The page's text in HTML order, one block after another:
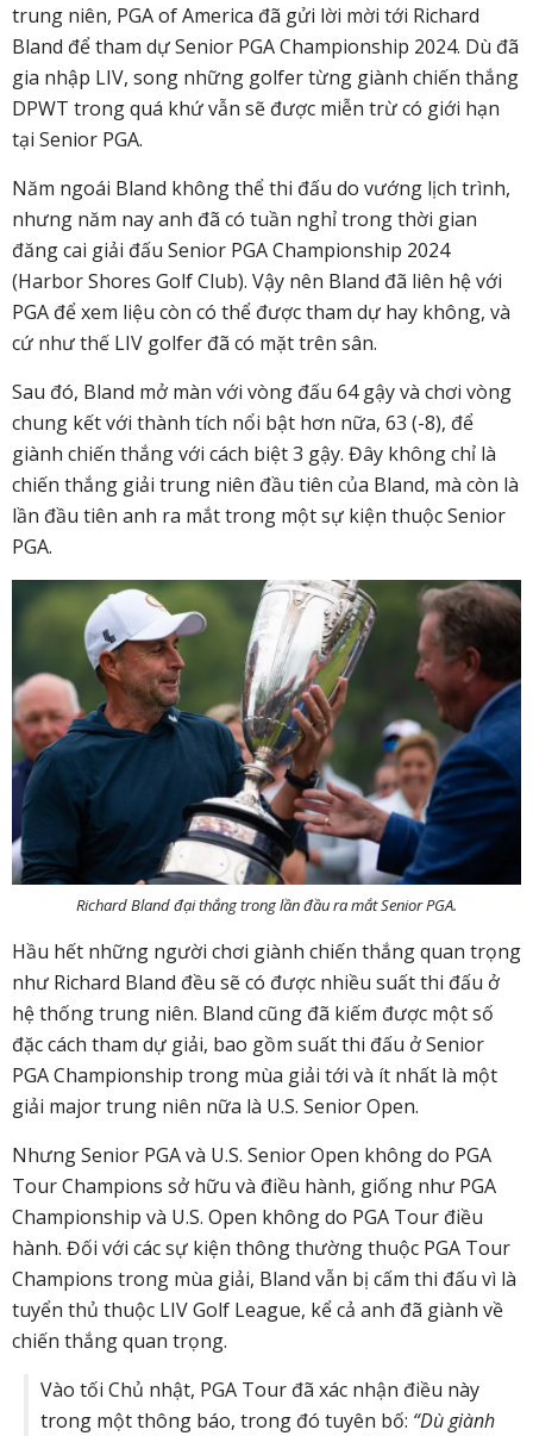
trung niên, PGA of America đã gửi lời mời tới Richard
Bland để tham dự Senior PGA Championship 2024. Dù đã
gia nhập LIV, song những golfer từng giành chiến thắng
DPWT trong quá khứ vẫn sẽ được miễn trừ có giới hạn
tại Senior PGA.
Năm ngoái Bland không thể thi đấu do vướng lịch trình,
nhưng năm nay anh đã có tuần nghỉ trong thời gian
đăng cai giải đấu Senior PGA Championship 2024
(Harbor Shores Golf Club). Vậy nên Bland đã liên hệ với
PGA để xem liệu còn có thể được tham dự hay không, và
cứ như thế LIV golfer đã có mặt trên sân.
Sau đó, Bland mở màn với vòng đấu 64 gậy và chơi vòng
chung kết với thành tích nổi bật hơn nữa, 63 (-8), để
giành chiến thắng với cách biệt 3 gậy. Đây không chỉ là
chiến thắng giải trung niên đầu tiên của Bland, mà còn là
lần đầu tiên anh ra mắt trong một sự kiện thuộc Senior
PGA.
Richard Bland đại thắng trong lần đầu ra mắt Senior PGA.
Hầu hết những người chơi giành chiến thắng quan trọng
như Richard Bland đều sẽ có được nhiều suất thi đấu ở
hệ thống trung niên. Bland cũng đã kiếm được một số
đặc cách tham dự giải, bao gồm suất thi đấu ở Senior
PGA Championship trong mùa giải tới và ít nhất là một
giải major trung niên nữa là U.S. Senior Open.
Nhưng Senior PGA và U.S. Senior Open không do PGA
Tour Champions sở hữu và điều hành, giống như PGA
Championship và U.S. Open không do PGA Tour điều
hành. Đối với các sự kiện thông thường thuộc PGA Tour
Champions trong mùa giải, Bland vẫn bị cấm thi đấu vì là
tuyển thủ thuộc LIV Golf League, kể cả anh đã giành về
chiến thắng quan trọng.
Vào tối Chủ nhật, PGA Tour đã xác nhận điều này
trong một thông báo, trong đó tuyên bố: “Dù giành